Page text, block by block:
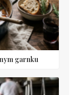
garnku